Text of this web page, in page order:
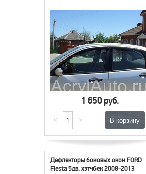
1 650 руб.
< >
Дефлекторы боковых окон FORD
Fiesta 5дв. хэтчбек 2008-2013